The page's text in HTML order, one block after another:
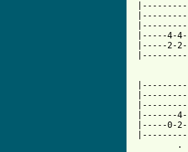
|-----4-
|-----2-
|-------
|-----0-